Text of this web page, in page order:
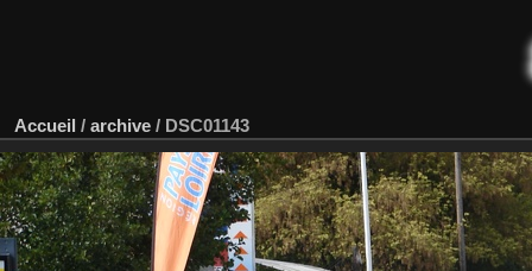
Accueil / archive / DSC01143